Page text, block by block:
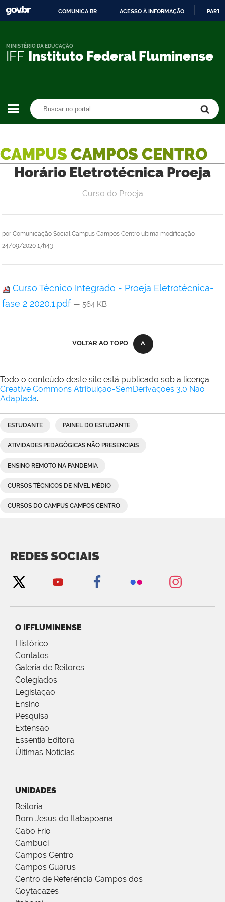
CONTEÚDO
COMUNICA BR ACESSO À INFORMAÇÃO
IFF Instituto Federal Fluminense
MINISTÉRIO DA EDUCAÇÃO
CAMPUS CAMPOS CENTRO
Horário Eletrotécnica Proeja
por Comunicação Social Campus Campos Centro última modificação
24/09/2020 17h43
Curso do Proeja
Curso Técnico Integrado - Proeja Eletrotécnica-
fase 2 2020.1.pdf — 564 KB
VOLTAR AO TOPO
Todo o conteúdo deste site está publicado sob a licença
Creative Commons Atribuição-SemDerivações 3.0 Não
Adaptada.
ESTUDANTE PAINEL DO ESTUDANTE
ATIVIDADES PEDAGÓGICAS NÃO PRESENCIAIS
ENSINO REMOTO NA PANDEMIA
CURSOS TÉCNICOS DE NÍVEL MÉDIO
CURSOS DO CAMPUS CAMPOS CENTRO
REDES SOCIAIS
O IFFLUMINENSE
Histórico
Contatos
Galeria de Reitores
Colegiados
Legislação
Ensino
Pesquisa
Extensão
Essentia Editora
Últimas Notícias
UNIDADES
Reitoria
Bom Jesus do Itabapoana
Cabo Frio
Cambuci
Campos Centro
Campos Guarus
Centro de Referência Campos dos
Goytacazes